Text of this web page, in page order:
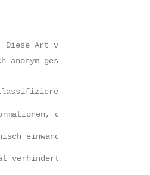
Diese Art von Cookies
gesammelt und
versuchen.
die während Ihrer
einwandfreien
verhindert wird bzw.